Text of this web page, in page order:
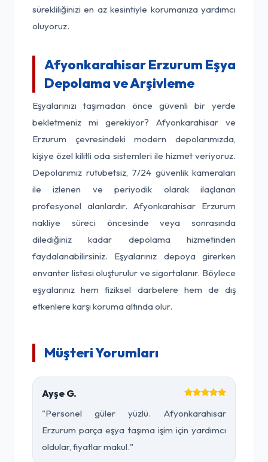
sürekliliğinizi en az kesintiyle korumanıza yardımcı
oluyoruz.
Afyonkarahisar Erzurum Eşya
Depolama ve Arşivleme
Eşyalarınızı taşımadan önce güvenli bir yerde
bekletmeniz mi gerekiyor? Afyonkarahisar ve
Erzurum çevresindeki modern depolarımızda,
kişiye özel kilitli oda sistemleri ile hizmet veriyoruz.
Depolarımız rutubetsiz, 7/24 güvenlik kameraları
ile izlenen ve periyodik olarak ilaçlanan
profesyonel alanlardır. Afyonkarahisar Erzurum
nakliye süreci öncesinde veya sonrasında
dilediğiniz kadar depolama hizmetinden
faydalanabilirsiniz. Eşyalarınız depoya girerken
envanter listesi oluşturulur ve sigortalanır. Böylece
eşyalarınız hem fiziksel darbelere hem de dış
etkenlere karşı koruma altında olur.
Müşteri Yorumları
Ayşe G.
"Personel güler yüzlü. Afyonkarahisar
Erzurum parça eşya taşıma işim için yardımcı
oldular, fiyatlar makul."